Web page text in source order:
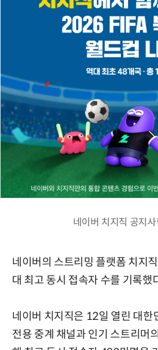
네이버 치지직 공지
네이버의 스트리밍 플랫폼 치지
대 최고 동시 접속자 수를 기록했
네이버 치지직은 12일 열린 대한
전용 중계 채널과 인기 스트리머